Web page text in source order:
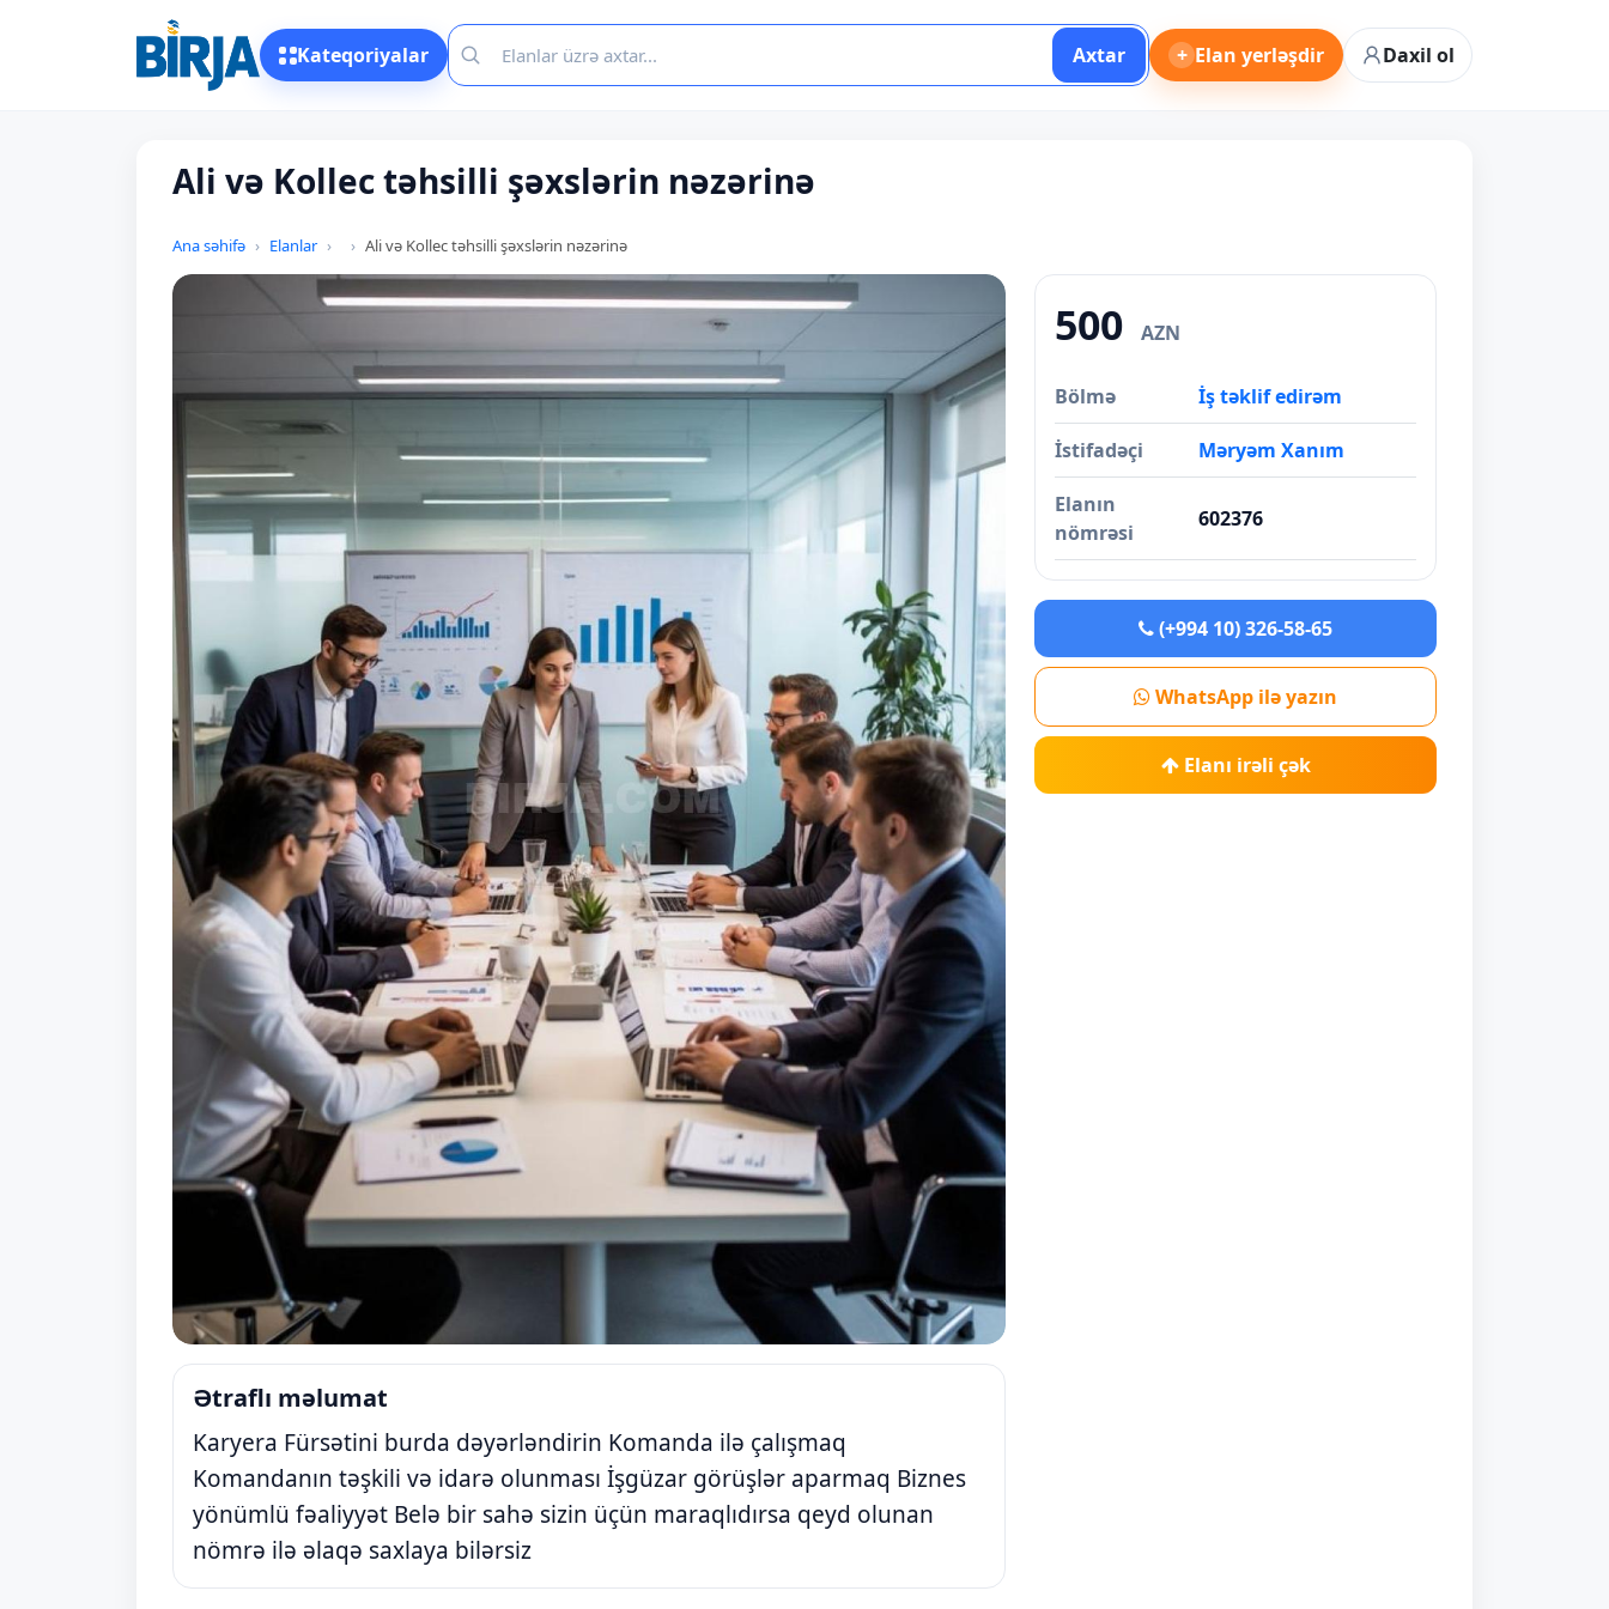
Kateqoriyalar Axtar + Elan yerləşdir Daxil ol
Ali və Kollec təhsilli şəxslərin nəzərinə
Ana səhifə Elanlar Ali və Kollec təhsilli şəxslərin nəzərinə
Ətraflı məlumat
Karyera Fürsətini burda dəyərləndirin Komanda ilə çalışmaq
Komandanın təşkili və idarə olunması İşgüzar görüşlər aparmaq Biznes
yönümlü fəaliyyət Belə bir sahə sizin üçün maraqlıdırsa qeyd olunan
nömrə ilə əlaqə saxlaya bilərsiz
500 AZN
Bölmə İş təklif edirəm
İstifadəçi Məryəm Xanım
Elanın
nömrəsi
602376
(+994 10) 326-58-65
WhatsApp ilə yazın
Elanı irəli çək